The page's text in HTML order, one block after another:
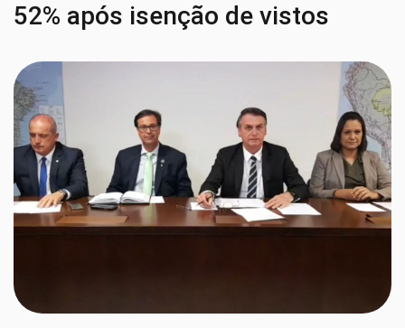
52% após isenção de vistos